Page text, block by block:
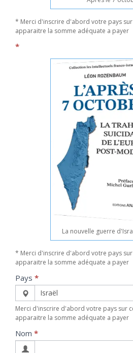
* Merci d'inscrire d'abord votre pays
apparaitre la somme adéquate a payer
*
La nouvelle guerre
* Merci d'inscrire d'abord votre pays
apparaitre la somme adéquate a payer
Pays *
Merci d'inscrire d'abord votre pays sur
apparaitre la somme adéquate a payer
Nom *